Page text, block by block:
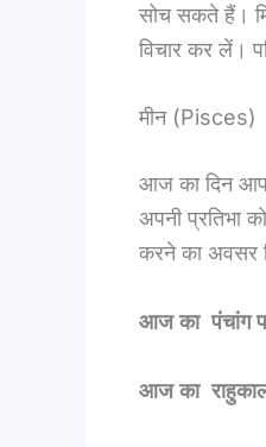
सोच सकते हैं।
विचार कर लें।
मीन (Pisces)
आज का दिन
अपनी प्रतिभा
करने का अवसर
आज का पंचांग
आज का